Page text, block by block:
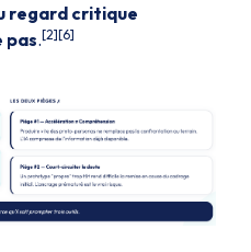
regard critique
pas.[2][6]